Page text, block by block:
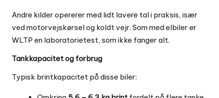
Andre kilder opererer med lidt lavere tal i praksis, især
ved motorvejskørsel og koldt vejr. Som med elbiler er
WLTP en laboratorietest, som ikke fanger alt.
Tankkapacitet og forbrug
Typisk brintkapacitet på disse biler: